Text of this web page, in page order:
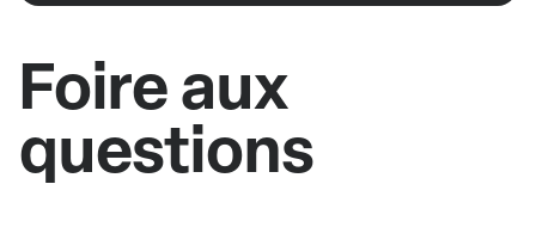
Foire aux
questions